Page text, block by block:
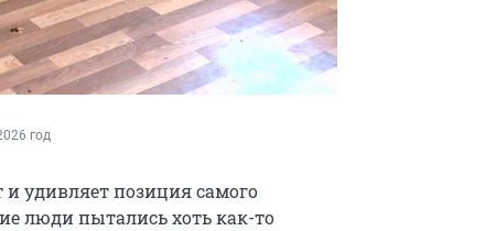
год
удивляет позиция самого
люди пытались хоть как-то